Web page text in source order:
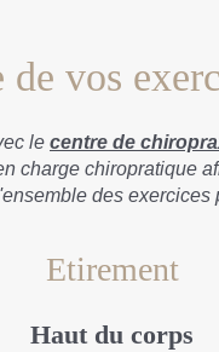
de vos
le centre de
charge chiropratique
des
Etirement
Haut du corps